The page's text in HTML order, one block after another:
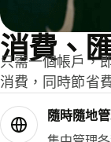
消費、
只需一個帳戶，
消費，同時節省
隨時隨地